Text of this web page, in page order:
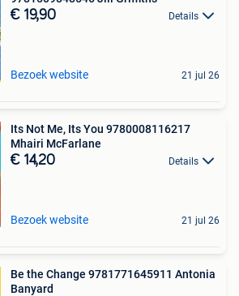
€ 19,90 Details
Bezoek website 21 jul 26
Its Not Me, Its You 9780008116217
Mhairi McFarlane
€ 14,20 Details
Bezoek website 21 jul 26
Be the Change 9781771645911 Antonia
Banyard